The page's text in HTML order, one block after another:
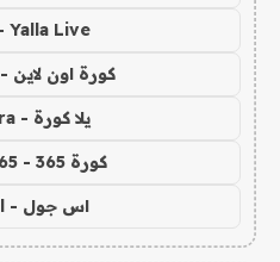
Yalla Live - يلا لايف
كورة اون لاين - koora onl
يلا كورة - yallakora
كورة 365 - kooora 365
اس جول - AS Goal